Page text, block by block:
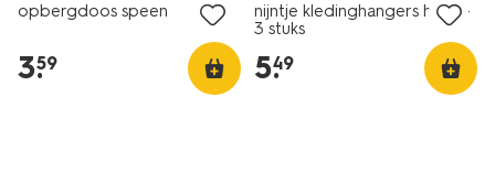
opbergdoos speen
3.
59
nijntje kledinghangers hout -
3 stuks
5.
49